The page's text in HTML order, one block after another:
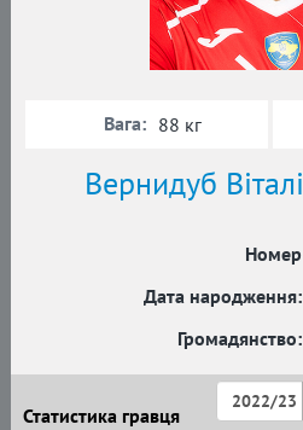
Вернидуб
Номер
Дата народження:
Громадянство:
Вага: 88 кг
Статистика гравця
2022/23